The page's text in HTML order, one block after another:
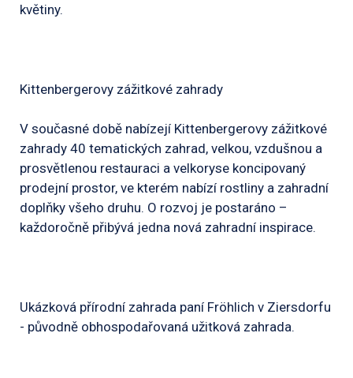
květiny.
Kittenbergerovy zážitkové zahrady
V současné době nabízejí Kittenbergerovy zážitkové
zahrady 40 tematických zahrad, velkou, vzdušnou a
prosvětlenou restauraci a velkoryse koncipovaný
prodejní prostor, ve kterém nabízí rostliny a zahradní
doplňky všeho druhu. O rozvoj je postaráno –
každoročně přibývá jedna nová zahradní inspirace.
Ukázková přírodní zahrada paní Fröhlich v Ziersdorfu
- původně obhospodařovaná užitková zahrada.